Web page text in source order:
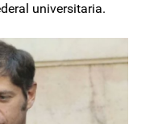
universitaria.